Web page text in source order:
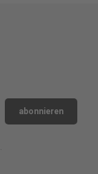
abonnieren
.